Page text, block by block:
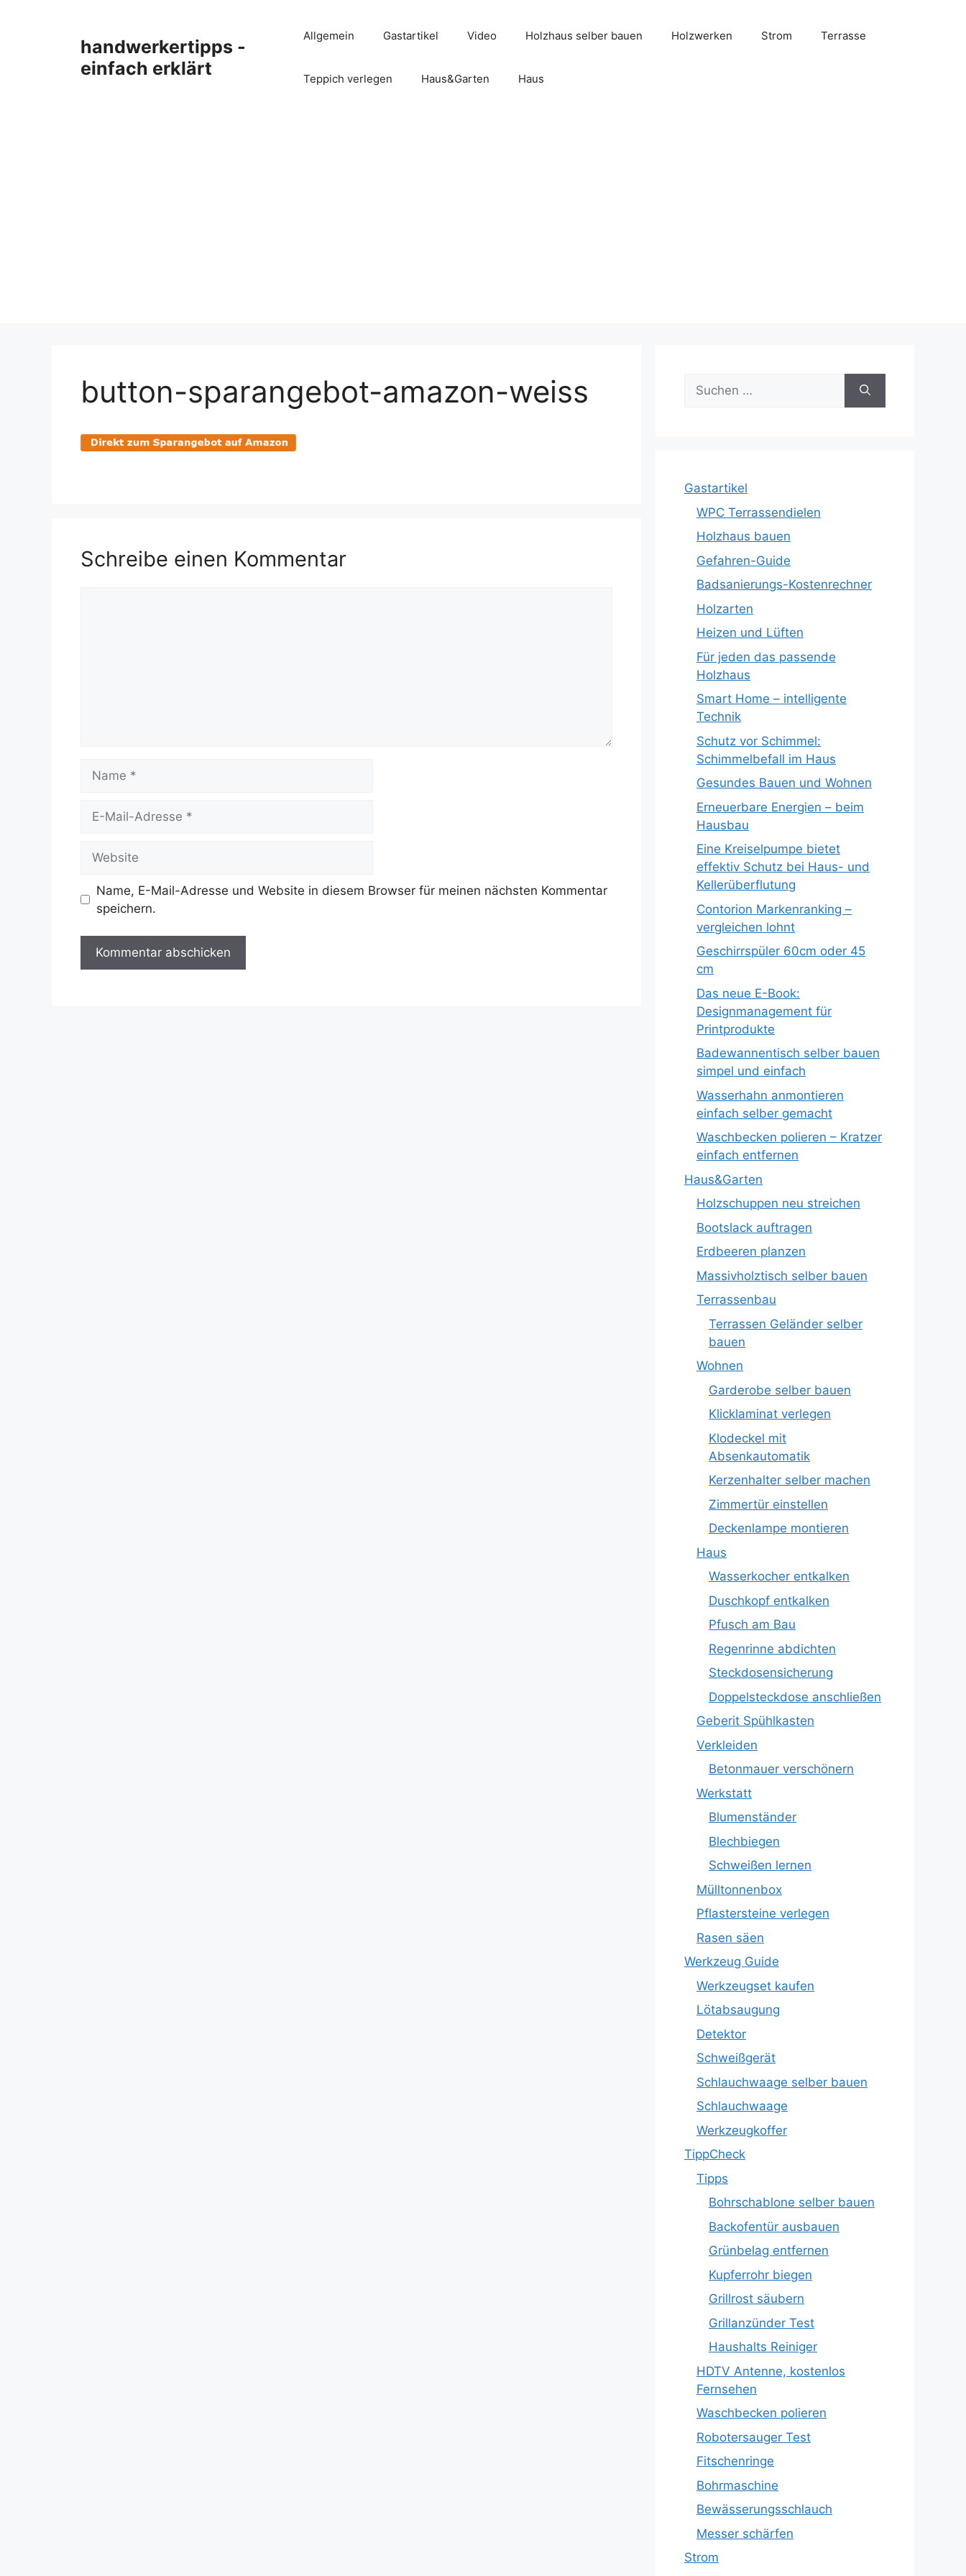
handwerkertipps -
einfach erklärt
Allgemein Gastartikel Video Holzhaus selber bauen Holzwerken Strom Terrasse
Teppich verlegen Haus&Garten Haus
button-sparangebot-amazon-weiss
Schreibe einen Kommentar
Mail-
Name, E-Mail-Adresse und Website in diesem Browser für meinen nächsten Kommentar
speichern.
Suche
nach:
Gastartikel
WPC Terrassendielen
Holzhaus bauen
Gefahren-Guide
Badsanierungs-Kostenrechner
Holzarten
Heizen und Lüften
Für jeden das passende
Holzhaus
Smart Home – intelligente
Technik
Schutz vor Schimmel:
Schimmelbefall im Haus
Gesundes Bauen und Wohnen
Erneuerbare Energien – beim
Hausbau
Eine Kreiselpumpe bietet
effektiv Schutz bei Haus- und
Kellerüberflutung
Contorion Markenranking –
vergleichen lohnt
Geschirrspüler 60cm oder 45
cm
Das neue E-Book:
Designmanagement für
Printprodukte
Badewannentisch selber bauen
simpel und einfach
Wasserhahn anmontieren
einfach selber gemacht
Waschbecken polieren – Kratzer
einfach entfernen
Haus&Garten
Holzschuppen neu streichen
Bootslack auftragen
Erdbeeren planzen
Massivholztisch selber bauen
Terrassenbau
Terrassen Geländer selber
bauen
Wohnen
Garderobe selber bauen
Klicklaminat verlegen
Klodeckel mit
Absenkautomatik
Kerzenhalter selber machen
Zimmertür einstellen
Deckenlampe montieren
Haus
Wasserkocher entkalken
Duschkopf entkalken
Pfusch am Bau
Regenrinne abdichten
Steckdosensicherung
Doppelsteckdose anschließen
Geberit Spühlkasten
Verkleiden
Betonmauer verschönern
Werkstatt
Blumenständer
Blechbiegen
Schweißen lernen
Mülltonnenbox
Pflastersteine verlegen
Rasen säen
Werkzeug Guide
Werkzeugset kaufen
Lötabsaugung
Detektor
Schweißgerät
Schlauchwaage selber bauen
Schlauchwaage
Werkzeugkoffer
TippCheck
Tipps
Bohrschablone selber bauen
Backofentür ausbauen
Grünbelag entfernen
Kupferrohr biegen
Grillrost säubern
Grillanzünder Test
Haushalts Reiniger
HDTV Antenne, kostenlos
Fernsehen
Waschbecken polieren
Robotersauger Test
Fitschenringe
Bohrmaschine
Bewässerungsschlauch
Messer schärfen
Strom